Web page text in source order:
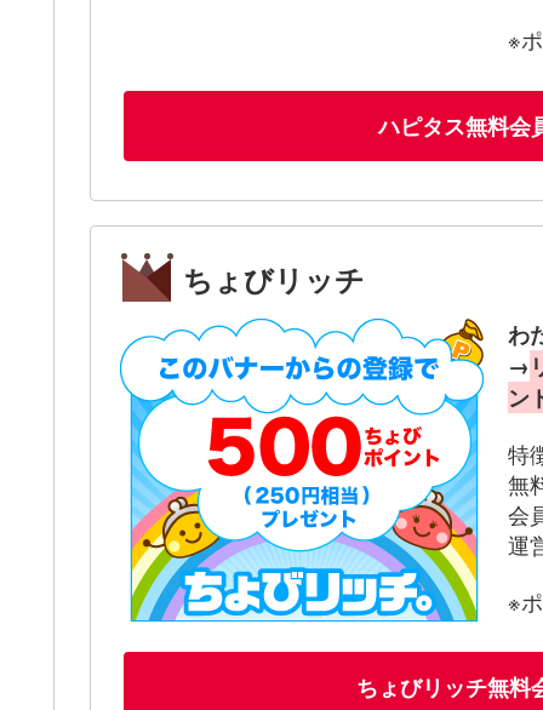
※
ハピタス無料会
ちょびリッチ
わ
→
ン
特
無
会
運
※
ちょびリッチ無料